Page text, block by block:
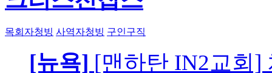
목회자청빙 사역자청빙 구인구직
[뉴욕] [맨하탄 IN2교회]